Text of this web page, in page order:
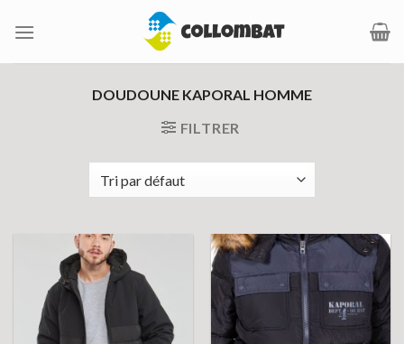
DOUDOUNE KAPORAL HOMME
FILTRER